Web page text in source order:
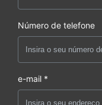
Número de telefone
e-mail *